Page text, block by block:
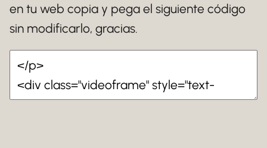
en tu web copia y pega el siguiente código
sin modificarlo, gracias.